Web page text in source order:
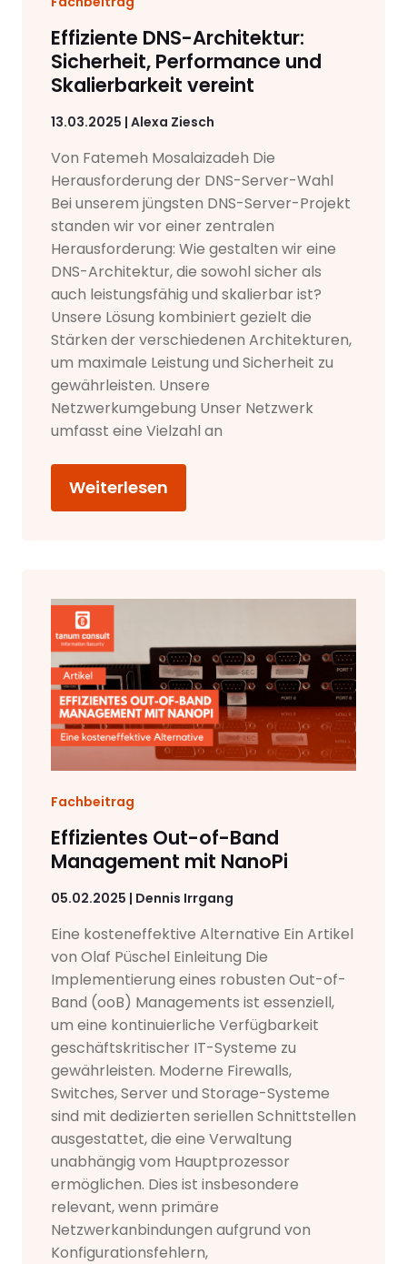
Effiziente DNS-Architektur:
Sicherheit, Performance und
Skalierbarkeit vereint
13.03.2025 | Alexa Ziesch
Von Fatemeh Mosalaizadeh Die
Herausforderung der DNS-Server-Wahl
Bei unserem jüngsten DNS-Server-Projekt
standen wir vor einer zentralen
Herausforderung: Wie gestalten wir eine
DNS-Architektur, die sowohl sicher als
auch leistungsfähig und skalierbar ist?
Unsere Lösung kombiniert gezielt die
Stärken der verschiedenen Architekturen,
um maximale Leistung und Sicherheit zu
gewährleisten. Unsere
Netzwerkumgebung Unser Netzwerk
umfasst eine Vielzahl an
Weiterlesen
Fachbeitrag
Effizientes Out-of-Band
Management mit NanoPi
05.02.2025 | Dennis Irrgang
Eine kosteneffektive Alternative Ein Artikel
von Olaf Püschel Einleitung Die
Implementierung eines robusten Out-of-
Band (ooB) Managements ist essenziell,
um eine kontinuierliche Verfügbarkeit
geschäftskritischer IT-Systeme zu
gewährleisten. Moderne Firewalls,
Switches, Server und Storage-Systeme
sind mit dedizierten seriellen Schnittstellen
ausgestattet, die eine Verwaltung
unabhängig vom Hauptprozessor
ermöglichen. Dies ist insbesondere
relevant, wenn primäre
Netzwerkanbindungen aufgrund von
Konfigurationsfehlern,